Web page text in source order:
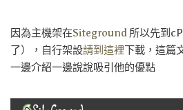
因為主機架在Siteground 所以先到
了），自行架設請到這裡下載，這篇
一邊介紹一邊說說吸引他的優點